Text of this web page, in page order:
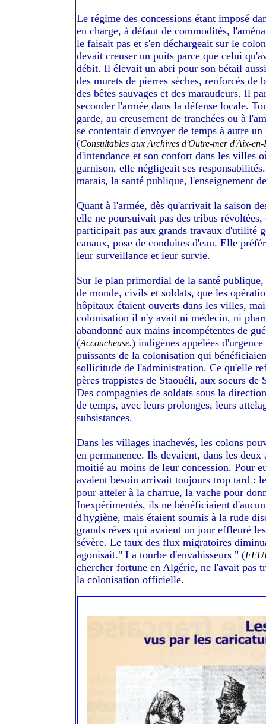
Le régime des concessions étant imposé
en charge, à défaut de commodités,
le faisait pas et s'en déchargeait sur le
devait creuser un puits parce que celui
débit. Il élevait un abri pour son bétail
des murets de pierres sèches, renforcés
des bêtes sauvages et des maraudeurs. Il
seconder l'armée dans la défense locale.
garde, au creusement de tranchées ou à
se contentait d'envoyer de temps à autre
(Consultables aux Archives d'Outre-mer d'Aix-en-
d'intendance et son confort dans les villes
garnison, elle négligeait ses
marais, la santé publique, l'enseignement
Quant à l'armée, dès qu'arrivait la saison
elle ne poursuivait pas des tribus
participait pas aux grands travaux d'utilité
canaux, pose de conduites d'eau. Elle
leur surveillance et leur survie.
Sur le plan primordial de la santé
de monde, civils et soldats, que les
hôpitaux étaient ouverts dans les villes,
colonisation il n'y avait ni médecin, ni
abandonné aux mains incompétentes de
(Accoucheuse.) indigènes appelées
puissants de la colonisation qui
sollicitude de l'administration. Ce qu'elle
pères trappistes de Staouéli, aux soeurs
Des compagnies de soldats sous la
de temps, avec leurs prolonges, leurs
subsistances.
Dans les villages inachevés, les colons
en permanence. Ils devaient, dans les
moitié au moins de leur concession. Pour
avaient besoin arrivait toujours trop tard :
pour atteler à la charrue, la vache pour
Inexpérimentés, ils ne bénéficiaient
d'hygiène, mais étaient soumis à la rude
grands rêves qui avaient un jour effleuré
sévère. Le taux des flux migratoires
agonisait." La tourbe d'envahisseurs " (
chercher fortune en Algérie, ne l'avait pas
la colonisation officielle.